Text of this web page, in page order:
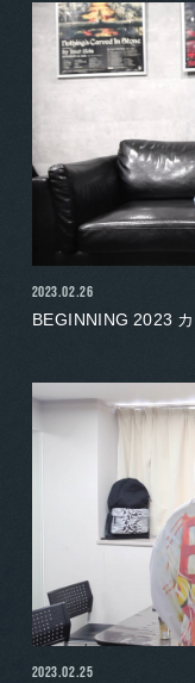
2023.02.26
BEGINNING 2023
2023.02.25